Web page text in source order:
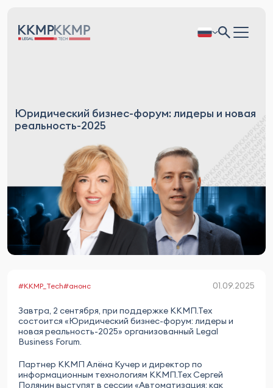
Юридический бизнес-форум: лидеры и новая
реальность-2025
#KKMP_Tech#анонс 01.09.2025
Завтра, 2 сентября, при поддержке ККМП.Тех
состоится «Юридический бизнес-форум: лидеры и
новая реальность-2025» организованный Legal
Business Forum.
Партнер ККМП Алёна Кучер и директор по
информационным технологиям ККМП.Тех Сергей
Полянин выступят в сессии «Автоматизация: как